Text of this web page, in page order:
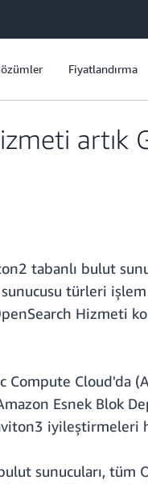
Fiyatlandırma
artık
tabanlı bulut
türleri
Hizmeti
Compute Cloud'da
Esnek Blok
sunucuları, tüm